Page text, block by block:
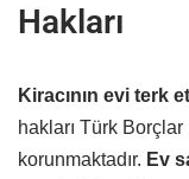
Hakları
Kiracının evi terk
hakları Türk
korunmaktadır. Ev